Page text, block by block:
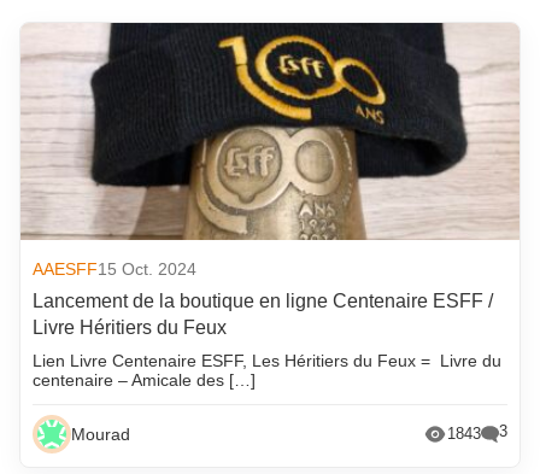
AAESFF15 Oct. 2024
Lancement de la boutique en ligne Centenaire ESFF /
Livre Héritiers du Feux
Lien Livre Centenaire ESFF, Les Héritiers du Feux = Livre du
centenaire – Amicale des […]
Mourad 1843 3